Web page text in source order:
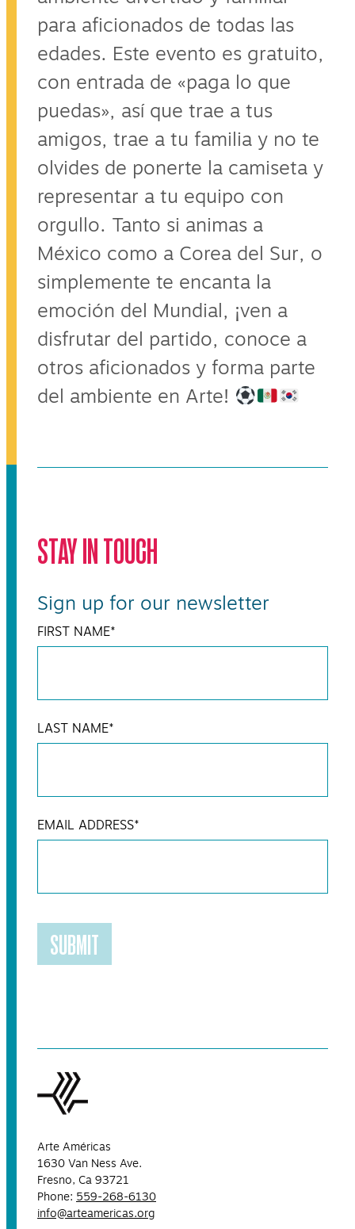
para aficionados de todas las
edades. Este evento es gratuito,
con entrada de «paga lo que
puedas», así que trae a tus
amigos, trae a tu familia y no te
olvides de ponerte la camiseta y
representar a tu equipo con
orgullo. Tanto si animas a
México como a Corea del Sur, o
simplemente te encanta la
emoción del Mundial, ¡ven a
disfrutar del partido, conoce a
otros aficionados y forma parte
del ambiente en Arte!
STAY IN TOUCH
Sign up for our newsletter
FIRST NAME*
LAST NAME*
EMAIL ADDRESS*
SUBMIT
Arte Américas
1630 Van Ness Ave.
Fresno, Ca 93721
Phone: 559-268-6130
info@arteamericas.org